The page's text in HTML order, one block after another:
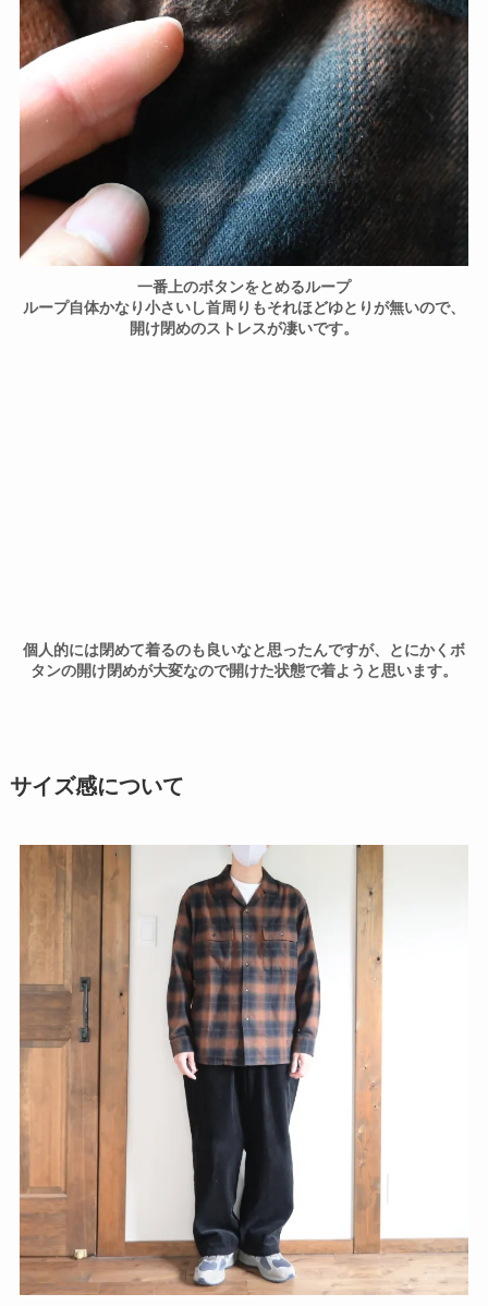
一番上のボタンをとめるループ
ループ自体かなり小さいし首周りもそれほどゆとりが無いので、
開け閉めのストレスが凄いです。
個人的には閉めて着るのも良いなと思ったんですが、とにかくボ
タンの開け閉めが大変なので開けた状態で着ようと思います。
サイズ感について